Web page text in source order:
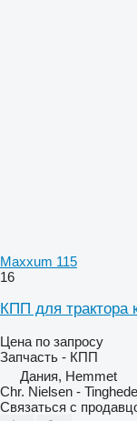
Maxxum 115
16
КПП для трактора
Цена по запросу
Запчасть - КПП
Дания, Hemmet
Chr. Nielsen -
Связаться с